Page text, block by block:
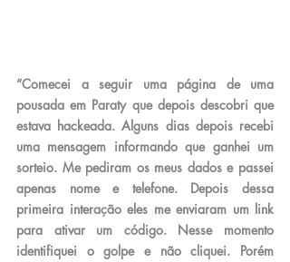
“Comecei a seguir uma página de uma
pousada em Paraty que depois descobri que
estava hackeada. Alguns dias depois recebi
uma mensagem informando que ganhei um
sorteio. Me pediram os meus dados e passei
apenas nome e telefone. Depois dessa
primeira interação eles me enviaram um link
para ativar um código. Nesse momento
identifiquei o golpe e não cliquei. Porém